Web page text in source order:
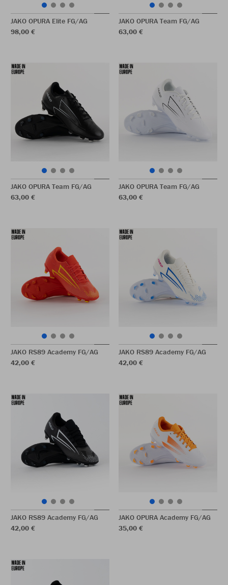
JAKO OPURA Elite FG/AG
98,00 €
JAKO OPURA Team FG/AG
63,00 €
JAKO OPURA Team FG/AG
63,00 €
JAKO OPURA Team FG/AG
63,00 €
JAKO RS89 Academy FG/AG
42,00 €
JAKO RS89 Academy FG/AG
42,00 €
JAKO RS89 Academy FG/AG
42,00 €
JAKO OPURA Academy FG/AG
35,00 €